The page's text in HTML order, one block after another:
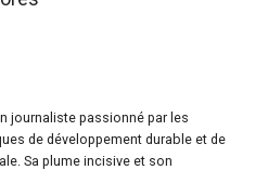
journaliste passionné par les
de développement durable et de
Sa plume incisive et son